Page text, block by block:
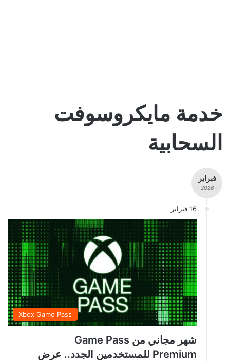
خدمة مايكروسوفت
السحابية
فبراير
- 2026 -
16 فبراير
Xbox Game Pass
شهر مجاني من Game Pass
Premium للمستخدمين الجدد.. عرض